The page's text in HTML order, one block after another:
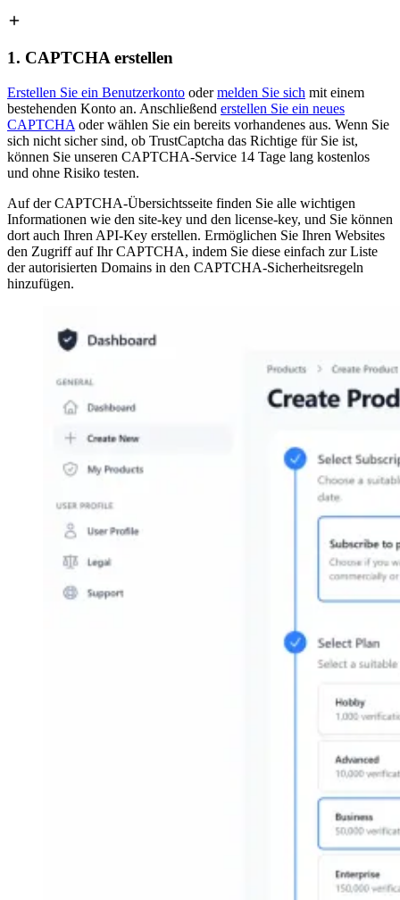
1. CAPTCHA erstellen
Erstellen Sie ein Benutzerkonto odermelden Sie sich mit einem
bestehenden Konto an. Anschließend erstellen Sie ein neues
CAPTCHA oder wählen Sie ein bereits vorhandenes aus. Wenn Sie
sich nicht sicher sind, ob TrustCaptcha das Richtige für Sie ist,
können Sie unseren CAPTCHA-Service 14 Tage lang kostenlos
und ohne Risiko testen.
Auf der CAPTCHA-Übersichtsseite finden Sie alle wichtigen
Informationen wie den site-key und den license-key, und Sie können
dort auch Ihren API-Key erstellen. Ermöglichen Sie Ihren Websites
den Zugriff auf Ihr CAPTCHA, indem Sie diese einfach zur Liste
der autorisierten Domains in den CAPTCHA-Sicherheitsregeln
hinzufügen.